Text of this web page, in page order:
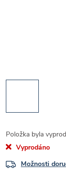
Položka byla
Vyprodáno
Možnosti